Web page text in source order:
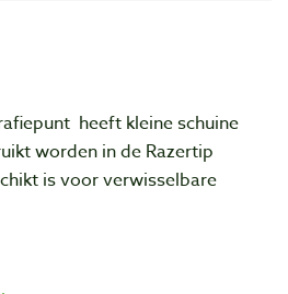
heeft kleine schuine
worden in de Razertip
is voor verwisselbare